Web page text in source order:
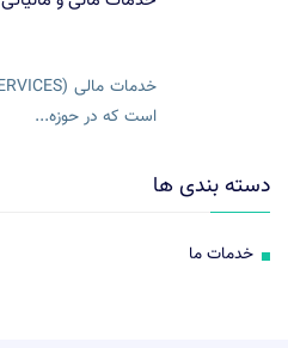
است که در حوزه...
دسته بندی ها
خدمات ما